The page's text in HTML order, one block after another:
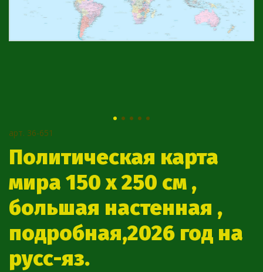
арт. 36-651
Политическая карта
мира 150 х 250 см ,
большая настенная ,
подробная,2026 год на
русс-яз.